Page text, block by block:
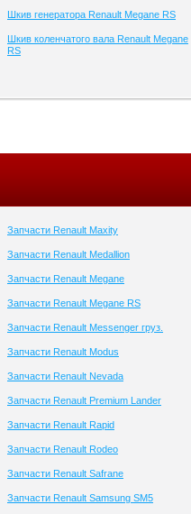
Шкив генератора Renault Megane RS
Шкив коленчатого вала Renault Megane
RS
Запчасти Renault Maxity
Запчасти Renault Medallion
Запчасти Renault Megane
Запчасти Renault Megane RS
Запчасти Renault Messenger груз.
Запчасти Renault Modus
Запчасти Renault Nevada
Запчасти Renault Premium Lander
Запчасти Renault Rapid
Запчасти Renault Rodeo
Запчасти Renault Safrane
Запчасти Renault Samsung SM5